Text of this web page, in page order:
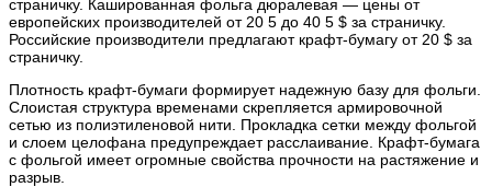
страничку. Кашированная фольга дюралевая — цены от
европейских производителей от 20 5 до 40 5 $ за страничку.
Российские производители предлагают крафт-бумагу от 20 $ за
страничку.
Плотность крафт-бумаги формирует надежную базу для фольги.
Слоистая структура временами скрепляется армировочной
сетью из полиэтиленовой нити. Прокладка сетки между фольгой
и слоем целофана предупреждает расслаивание. Крафт-бумага
с фольгой имеет огромные свойства прочности на растяжение и
разрыв.